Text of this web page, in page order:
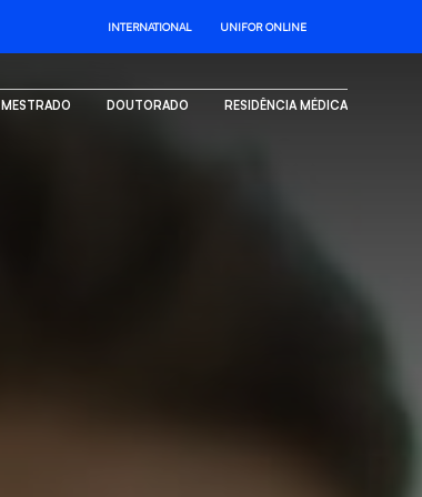
INTERNATIONAL UNIFOR ONLINE
MESTRADO DOUTORADO RESIDÊNCIA MÉDICA